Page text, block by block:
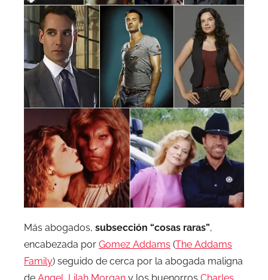
Más abogados, subsección “cosas raras”,
encabezada por Gomez Addams (The Addams
Family) seguido de cerca por la abogada maligna